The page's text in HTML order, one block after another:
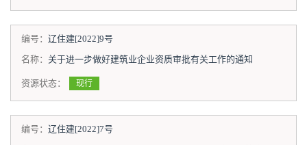
编号： 辽住建[2022]9号
名称： 关于进一步做好建筑业企业资质审批有关工作的通知
资源状态： 现行
编号： 辽住建[2022]7号